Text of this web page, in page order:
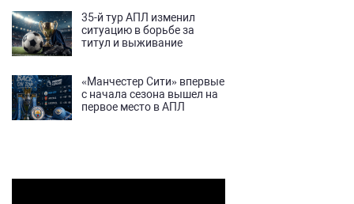
35-й тур АПЛ изменил
ситуацию в борьбе за
титул и выживание
«Манчестер Сити» впервые
с начала сезона вышел на
первое место в АПЛ